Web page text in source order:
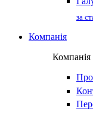
за
Компанія
Компанія